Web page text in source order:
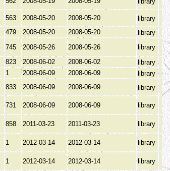
563 2008-05-20 2008-05-20
library
479 2008-05-20 2008-05-20
library
745 2008-05-26 2008-05-26
library
823 2008-06-02 2008-06-02
library
1 2008-06-09 2008-06-09
library
833 2008-06-09 2008-06-09 library
731 2008-06-09 2008-06-09 library
858 2011-03-23 2011-03-23 library
1 2012-03-14 2012-03-14 library
1 2012-03-14 2012-03-14
library